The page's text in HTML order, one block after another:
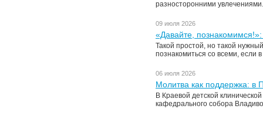
разносторонними увлечениями.
09 июля 2026
«Давайте,
Такой простой, но такой
познакомиться со всеми, если
06 июля 2026
Молитва как поддержка: в
В Краевой детской
кафедрального собора